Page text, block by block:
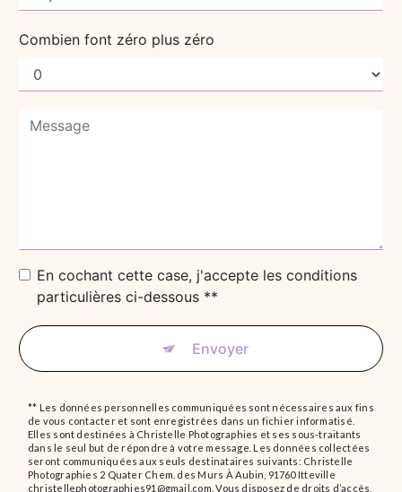
Combien font zéro plus zéro
En cochant cette case, j'accepte les conditions
particulières ci-dessous **
Envoyer
** Les données personnelles communiquées sont nécessaires aux fins
de vous contacter et sont enregistrées dans un fichier informatisé.
Elles sont destinées à Christelle Photographies et ses sous-traitants
dans le seul but de répondre à votre message. Les données collectées
seront communiquées aux seuls destinataires suivants: Christelle
Photographies 2 Quater Chem. des Murs À Aubin, 91760 Itteville
christellephotographies91@gmail.com. Vous disposez de droits d’accès,